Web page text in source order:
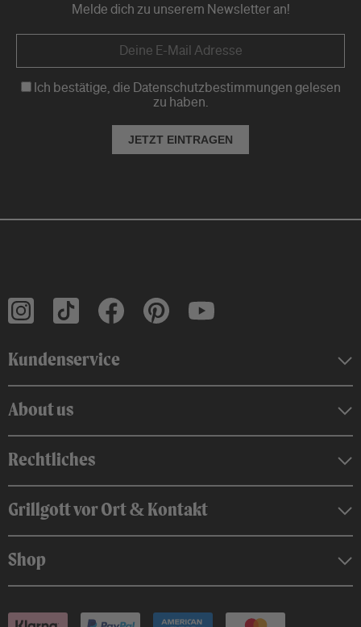
Melde dich zu unserem Newsletter an!
Ich bestätige, die Datenschutzbestimmungen gelesen
zu haben.
JETZT EINTRAGEN
Kundenservice
About us
Rechtliches
Grillgott vor Ort & Kontakt
Shop